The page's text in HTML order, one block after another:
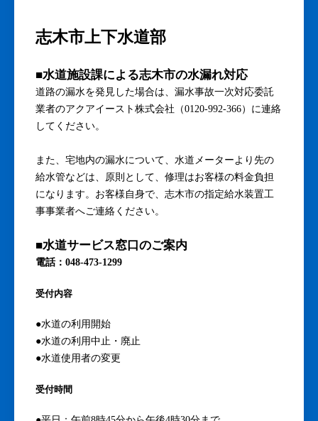
志木市上下水道部
■水道施設課による志木市の水漏れ対応
道路の漏水を発見した場合は、漏水事故一次対応委託
業者のアクアイースト株式会社（0120-992-366）に連絡
してください。
また、宅地内の漏水について、水道メーターより先の
給水管などは、原則として、修理はお客様の料金負担
になります。お客様自身で、志木市の指定給水装置工
事事業者へご連絡ください。
■水道サービス窓口のご案内
電話：048-473-1299
受付内容
●水道の利用開始
●水道の利用中止・廃止
●水道使用者の変更
受付時間